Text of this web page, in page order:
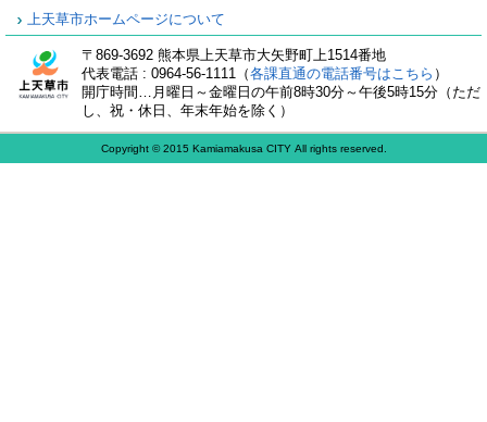
上天草市ホームページについて
〒869-3692 熊本県上天草市大矢野町上1514番地
代表電話 : 0964-56-1111（各課直通の電話番号はこちら ）
開庁時間…月曜日～金曜日の午前8時30分～午後5時15分（ただ
し、祝・休日、年末年始を除く）
Copyright © 2015 Kamiamakusa CITY All rights reserved.